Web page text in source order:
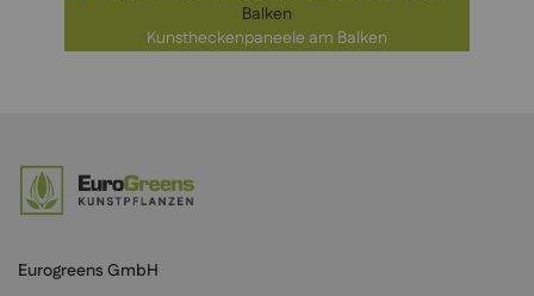
Kunstheckenpaneele am Balken
Eurogreens GmbH